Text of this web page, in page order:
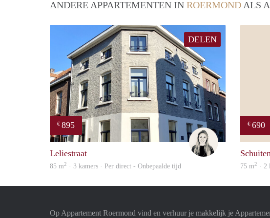
ANDERE APPARTEMENTEN IN ROERMOND ALS
DELEN
€ 895
Fleur
Leliestraat
85 m2 · 3 kamers · Per direct - Onbepaalde tijd
€ 690
75 m2 · 2
Op Appartement Roermond vind en verhuur je makkelijk je